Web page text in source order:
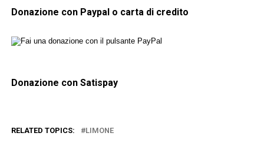
Donazione con Paypal o carta di credito
Donazione con Satispay
RELATED TOPICS: LIMONE